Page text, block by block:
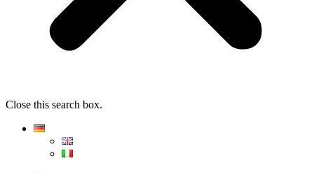
Close this search box.